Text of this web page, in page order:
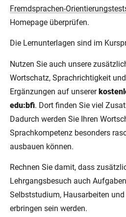
Fremdsprachen-
Homepage überprüfen.
Die Lernunterlagen sind im
Nutzen Sie auch unsere
Wortschatz, Sprachrichtigkeit
Ergänzungen auf unserer
edu:bfi. Dort finden Sie viel
Dadurch werden Sie Ihren
Sprachkompetenz besonders
ausbauen können.
Rechnen Sie damit, dass
Lehrgangsbesuch auch
Selbststudium, Hausarbeiten
erbringen sein werden.